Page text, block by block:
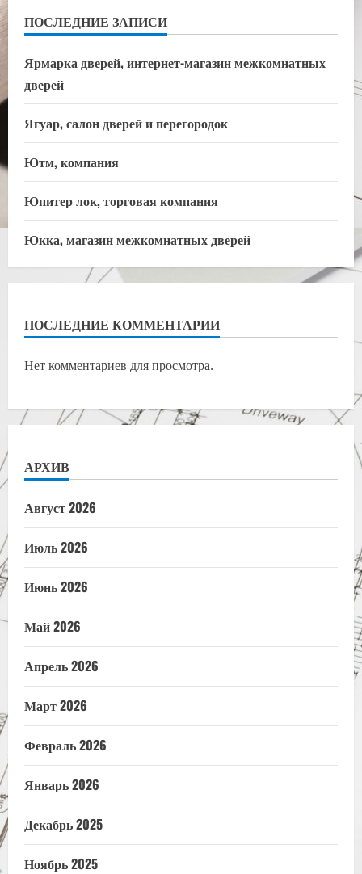
ПОСЛЕДНИЕ ЗАПИСИ
Ярмарка дверей, интернет-магазин межкомнатных
дверей
Ягуар, салон дверей и перегородок
Ютм, компания
Юпитер лок, торговая компания
Юкка, магазин межкомнатных дверей
ПОСЛЕДНИЕ КОММЕНТАРИИ
Нет комментариев для просмотра.
АРХИВ
Август 2026
Июль 2026
Июнь 2026
Май 2026
Апрель 2026
Март 2026
Февраль 2026
Январь 2026
Декабрь 2025
Ноябрь 2025